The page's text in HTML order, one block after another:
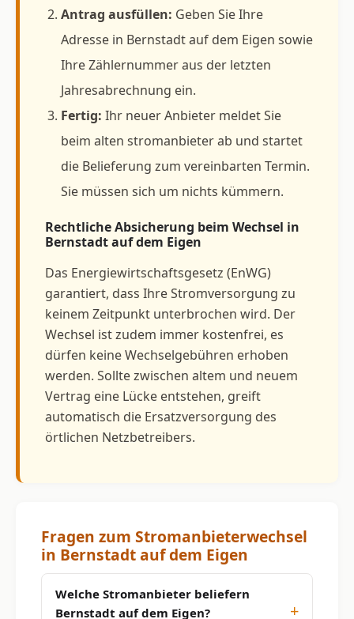
Antrag ausfüllen: Geben Sie Ihre
Adresse in Bernstadt auf dem Eigen sowie
Ihre Zählernummer aus der letzten
Jahresabrechnung ein.
Fertig: Ihr neuer Anbieter meldet Sie
beim alten stromanbieter ab und startet
die Belieferung zum vereinbarten Termin.
Sie müssen sich um nichts kümmern.
Rechtliche Absicherung beim Wechsel in
Bernstadt auf dem Eigen
Das Energiewirtschaftsgesetz (EnWG)
garantiert, dass Ihre Stromversorgung zu
keinem Zeitpunkt unterbrochen wird. Der
Wechsel ist zudem immer kostenfrei, es
dürfen keine Wechselgebühren erhoben
werden. Sollte zwischen altem und neuem
Vertrag eine Lücke entstehen, greift
automatisch die Ersatzversorgung des
örtlichen Netzbetreibers.
Fragen zum Stromanbieterwechsel
in Bernstadt auf dem Eigen
Welche Stromanbieter beliefern
Bernstadt auf dem Eigen?